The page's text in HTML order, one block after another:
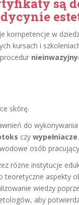
są
kompetencje w
kursach i
skórę.
do
czy wypełniacze
osób
różne instytucje
aspekty
wiedzy
aby